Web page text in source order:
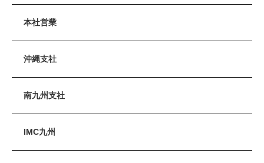
本社営業
沖縄支社
南九州支社
IMC九州